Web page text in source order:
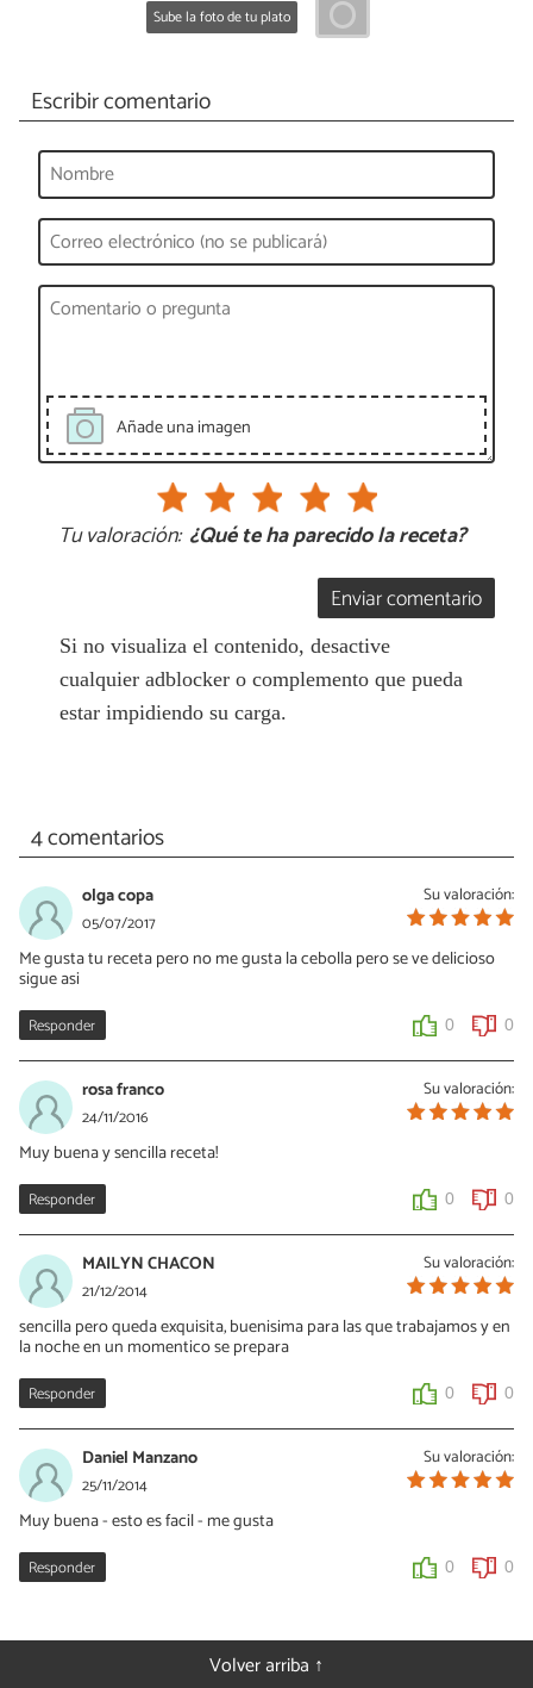
Sube la foto de tu plato
Escribir comentario
Añade una imagen
Tu valoración: ¿Qué te ha parecido la receta?
Enviar comentario
Si no visualiza el contenido, desactive
cualquier adblocker o complemento que pueda
estar impidiendo su carga.
4 comentarios
Su valoración:
olga copa
05/07/2017
Me gusta tu receta pero no me gusta la cebolla pero se ve delicioso
sigue asi
Responder 0 0
Su valoración:
rosa franco
24/11/2016
Muy buena y sencilla receta!
Responder 0 0
Su valoración:
MAILYN CHACON
21/12/2014
sencilla pero queda exquisita, buenisima para las que trabajamos y en
la noche en un momentico se prepara
Responder 0 0
Su valoración:
Daniel Manzano
25/11/2014
Muy buena - esto es facil - me gusta
Responder 0 0
Volver arriba ↑